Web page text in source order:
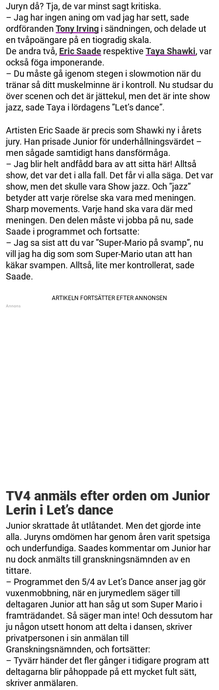
Juryn då? Tja, de var minst sagt kritiska.
– Jag har ingen aning om vad jag har sett, sade
ordföranden Tony Irving i sändningen, och delade ut
en tvåpoängare på en tiogradig skala.
De andra två, Eric Saade respektive Taya Shawki, var
också föga imponerande.
– Du måste gå igenom stegen i slowmotion när du
tränar så ditt muskelminne är i kontroll. Nu studsar du
över scenen och det är jättekul, men det är inte show
jazz, sade Taya i lördagens ”Let’s dance”.
Artisten Eric Saade är precis som Shawki ny i årets
jury. Han prisade Junior för underhållningsvärdet –
men sågade samtidigt hans dansförmåga.
– Jag blir helt andfådd bara av att sitta här! Alltså
show, det var det i alla fall. Det får vi alla säga. Det var
show, men det skulle vara Show jazz. Och ”jazz”
betyder att varje rörelse ska vara med meningen.
Sharp movements. Varje hand ska vara där med
meningen. Den delen måste vi jobba på nu, sade
Saade i programmet och fortsatte:
– Jag sa sist att du var ”Super-Mario på svamp”, nu
vill jag ha dig som som Super-Mario utan att han
käkar svampen. Alltså, lite mer kontrollerat, sade
Saade.
TV4 anmäls efter orden om Junior
Lerin i Let’s dance
Junior skrattade åt utlåtandet. Men det gjorde inte
alla. Juryns omdömen har genom åren varit spetsiga
och underfundiga. Saades kommentar om Junior har
nu dock anmälts till granskningsnämnden av en
tittare.
– Programmet den 5/4 av Let’s Dance anser jag gör
vuxenmobbning, när en jurymedlem säger till
deltagaren Junior att han såg ut som Super Mario i
framträdandet. Så säger man inte! Och dessutom har
ju någon utsett honom att delta i dansen, skriver
privatpersonen i sin anmälan till
Granskningsnämnden, och fortsätter:
– Tyvärr händer det fler gånger i tidigare program att
deltagarna blir påhoppade på ett mycket fult sätt,
skriver anmälaren.